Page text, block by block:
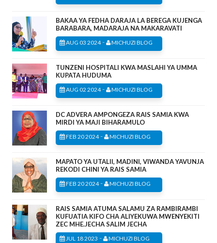
BAKAA YA FEDHA DARAJA LA BEREGA KUJENGA
BARABARA, MADARAJA NA MAKARAVATI
AUG 03 2024- MICHUZI BLOG
TUNZENI HOSPITALI KWA MASLAHI YA UMMA
KUPATA HUDUMA
AUG 02 2024- MICHUZI BLOG
DC ADVERA AMPONGEZA RAIS SAMIA KWA
MIRDI YA MAJI BIHARAMULO
FEB 20 2024- MICHUZI BLOG
MAPATO YA UTALII, MADINI, VIWANDA YAVUNJA
REKODI CHINI YA RAIS SAMIA
FEB 20 2024- MICHUZI BLOG
RAIS SAMIA ATUMA SALAMU ZA RAMBIRAMBI
KUFUATIA KIFO CHA ALIYEKUWA MWENYEKITI
ZEC MHE.JECHA SALIM JECHA
JUL 18 2023 - MICHUZI BLOG